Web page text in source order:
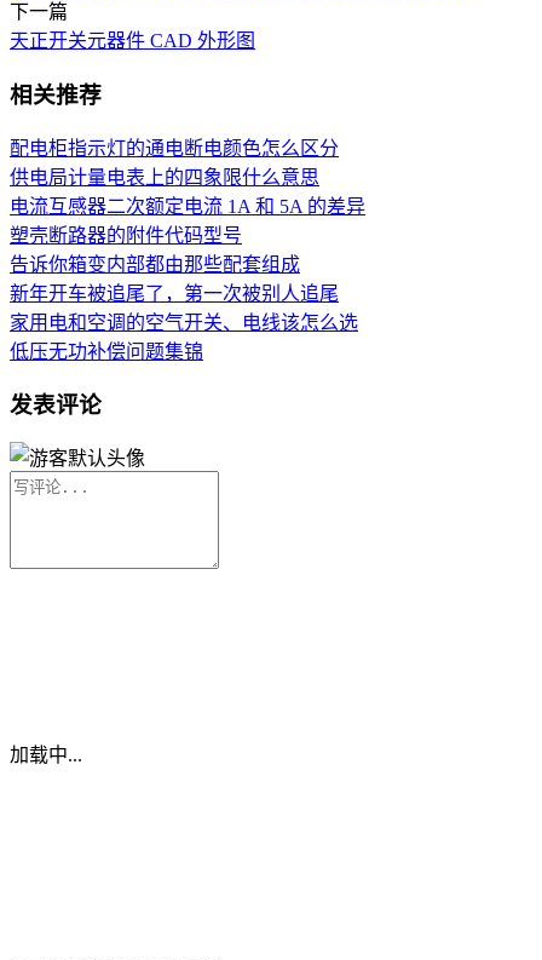
下一篇
天正开关元器件 CAD 外形图
相关推荐
配电柜指示灯的通电断电颜色怎么区分
供电局计量电表上的四象限什么意思
电流互感器二次额定电流 1A 和 5A 的差异
塑壳断路器的附件代码型号
告诉你箱变内部都由那些配套组成
新年开车被追尾了，第一次被别人追尾
家用电和空调的空气开关、电线该怎么选
低压无功补偿问题集锦
发表评论
加载中...